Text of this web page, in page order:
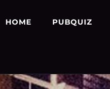
HOME PUBQUIZ